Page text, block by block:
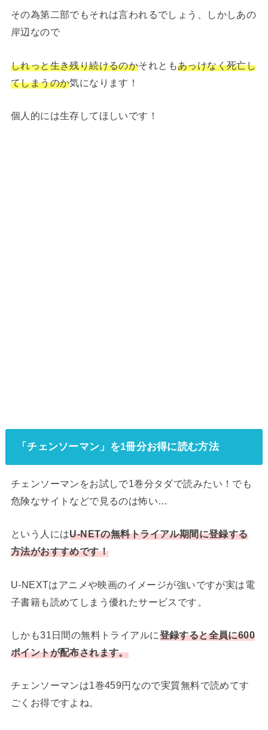
その為第二部でもそれは言われるでしょう、しかしあの
岸辺なので
しれっと生き残り続けるのかそれともあっけなく死亡し
てしまうのか気になります！
個人的には生存してほしいです！
「チェンソーマン」を1冊分お得に読む方法
チェンソーマンをお試しで1巻分タダで読みたい！でも
危険なサイトなどで見るのは怖い…
という人にはU-NETの無料トライアル期間に登録する
方法がおすすめです！
U-NEXTはアニメや映画のイメージが強いですが実は電
子書籍も読めてしまう優れたサービスです。
しかも31日間の無料トライアルに登録すると全員に600
ポイントが配布されます。
チェンソーマンは1巻459円なので実質無料で読めてす
ごくお得ですよね。